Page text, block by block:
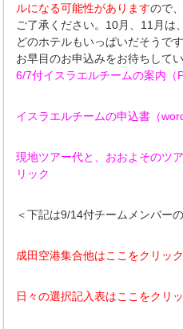
ルになる可能性がありますので、
ご了承ください。10月、11月は
どのホテルもいっぱいだそうです
お早目のお申込みをお待ちしてい
6/7付イスラエルチームの案内（
イスラエルチームの申込書（
現地ツアー代と、おおよそのツ
リック
＜下記は9/14付チームメンバー
成田空港集合他はここをクリック
日々の選択記入表はここをクリ